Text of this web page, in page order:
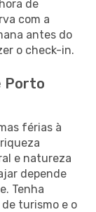
de
com a
antes do
o check-in.
Porto
férias à
e natureza
depende
Tenha
turismo e o